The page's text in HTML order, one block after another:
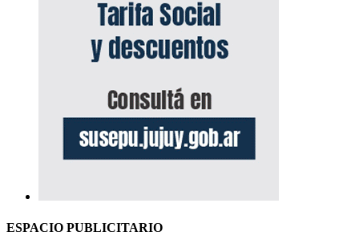
ESPACIO PUBLICITARIO